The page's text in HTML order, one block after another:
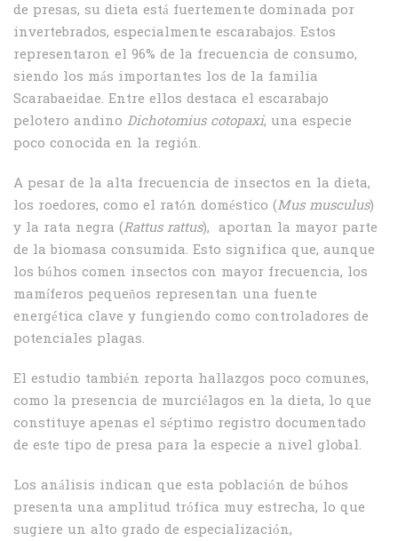
de presas, su dieta está fuertemente dominada por
invertebrados, especialmente escarabajos. Estos
representaron el 96% de la frecuencia de consumo,
siendo los más importantes los de la familia
Scarabaeidae. Entre ellos destaca el escarabajo
pelotero andino Dichotomius cotopaxi, una especie
poco conocida en la región.
A pesar de la alta frecuencia de insectos en la dieta,
los roedores, como el ratón doméstico (Mus musculus)
y la rata negra (Rattus rattus), aportan la mayor parte
de la biomasa consumida. Esto significa que, aunque
los búhos comen insectos con mayor frecuencia, los
mamíferos pequeños representan una fuente
energética clave y fungiendo como controladores de
potenciales plagas.
El estudio también reporta hallazgos poco comunes,
como la presencia de murciélagos en la dieta, lo que
constituye apenas el séptimo registro documentado
de este tipo de presa para la especie a nivel global.
Los análisis indican que esta población de búhos
presenta una amplitud trófica muy estrecha, lo que
sugiere un alto grado de especialización,